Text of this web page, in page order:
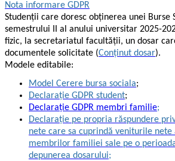
Nota informare GDPR
Studenții care doresc obținerea unei Burse
semestrului II al anului universitar 2025-
fizic, la secretariatul facultății, un dosar
documentele solicitate (Conținut dosar).
Modele editabile:
Model Cerere bursa sociala;
Declarație GDPR student;
Declarație GDPR membri familie;
Declarație pe propria răspundere
nete care sa cuprindă veniturile
membrilor familiei sale pe o
depunerea dosarului;